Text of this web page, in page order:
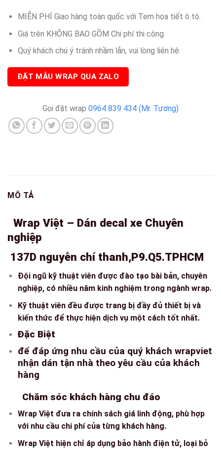
MIỄN PHÍ Giao hàng toàn quốc với Tem họa tiết ô tô.
Giá trên KHÔNG BAO GỒM Chi phí thi công.
Quý khách chú ý tránh nhầm lẫn, vui lòng liên hệ:
ĐẶT MẪU WRAP QUA ZALO
Gọi đặt wrap 0964 839 434 (Mr. Tương)
MÔ TẢ
Wrap Việt – Dán decal xe Chuyên
nghiệp
137D nguyễn chí thanh,P9.Q5.TPHCM
Đội ngũ kỹ thuật viên được đào tạo bài bản, chuyên
nghiệp, có nhiều năm kinh nghiệm trong ngành wrap.
Kỹ thuật viên đều được trang bị đầy đủ thiết bị và
kiến thức để thực hiện dịch vụ một cách tốt nhất.
Đặc Biệt
để đáp ứng nhu cầu của quý khách wrapviet
nhận dán tận nhà theo yêu cầu của khách
hàng
Chăm sóc khách hàng chu đáo
Wrap Việt đưa ra chính sách giá linh động, phù hợp
với nhu cầu chi phí của từng khách hàng.
Wrap Việt hiện chỉ áp dụng bảo hành điện tử, loại bỏ